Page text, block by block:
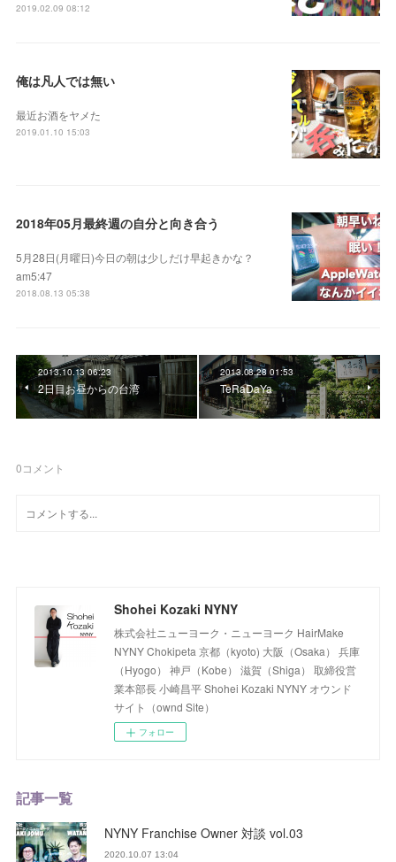
2019.02.09 08:12
俺は凡人では無い
最近お酒をヤメた
2019.01.10 15:03
2018年05月最終週の自分と向き合う
5月28日(月曜日)今日の朝は少しだけ早起きかな？
am5:47
2018.08.13 05:38
2013.10.13 06:23
2日目お昼からの台湾
2013.08.28 01:53
TeRaDaYa
0コメント
Shohei Kozaki NYNY
株式会社ニューヨーク・ニューヨーク HairMake
NYNY Chokipeta 京都（kyoto) 大阪（Osaka） 兵庫
（Hyogo） 神戸（Kobe） 滋賀（Shiga） 取締役営
業本部長 小崎昌平 Shohei Kozaki NYNY オウンド
サイト（ownd Site）
フォロー
記事一覧
NYNY Franchise Owner 対談 vol.03
2020.10.07 13:04